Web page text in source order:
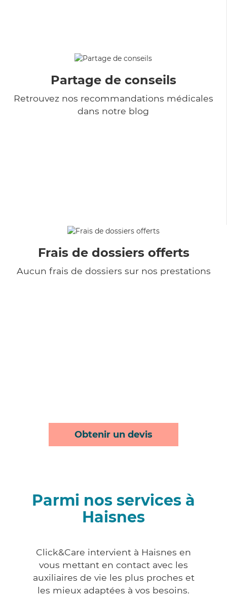
Partage de conseils
Retrouvez nos recommandations médicales
dans notre blog
Frais de dossiers offerts
Aucun frais de dossiers sur nos prestations
Obtenir un devis
Parmi nos services à
Haisnes
Click&Care intervient à Haisnes en
vous mettant en contact avec les
auxiliaires de vie les plus proches et
les mieux adaptées à vos besoins.